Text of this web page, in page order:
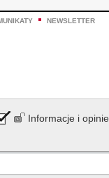
NEWSLETTER
Informacje i opinie